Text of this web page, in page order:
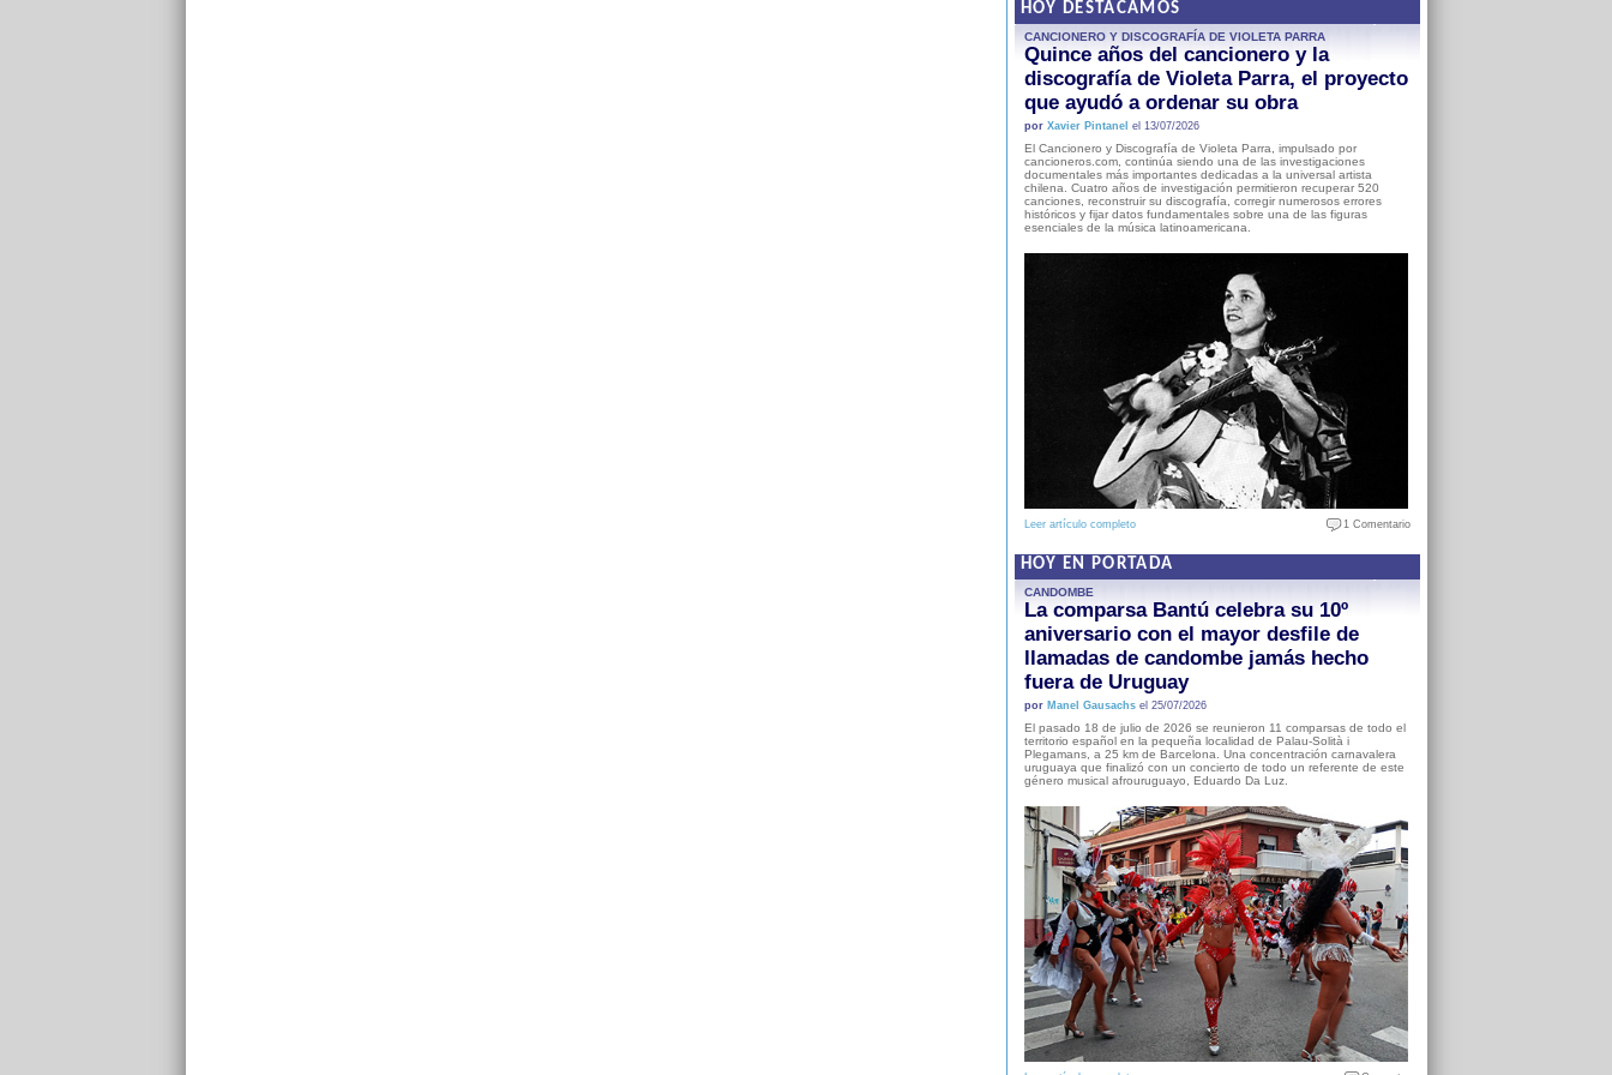
HOY DESTACAMOS
CANCIONERO Y DISCOGRAFÍA DE VIOLETA PARRA
Quince años del cancionero y la
discografía de Violeta Parra, el proyecto
que ayudó a ordenar su obra
por Xavier Pintanel el 13/07/2026
El Cancionero y Discografía de Violeta Parra, impulsado por
cancioneros.com, continúa siendo una de las investigaciones
documentales más importantes dedicadas a la universal artista
chilena. Cuatro años de investigación permitieron recuperar 520
canciones, reconstruir su discografía, corregir numerosos errores
históricos y fijar datos fundamentales sobre una de las figuras
esenciales de la música latinoamericana.
Leer artículo completo 1 Comentario
HOY EN PORTADA
CANDOMBE
La comparsa Bantú celebra su 10º
aniversario con el mayor desfile de
llamadas de candombe jamás hecho
fuera de Uruguay
por Manel Gausachsel 25/07/2026
El pasado 18 de julio de 2026 se reunieron 11 comparsas de todo el
territorio español en la pequeña localidad de Palau-Solità i
Plegamans, a 25 km de Barcelona. Una concentración carnavalera
uruguaya que finalizó con un concierto de todo un referente de este
género musical afrouruguayo, Eduardo Da Luz.